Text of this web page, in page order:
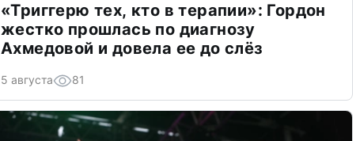
«Триггерю тех, кто в терапии»: Гордон
жестко прошлась по диагнозу
Ахмедовой и довела ее до слёз
5 августа 81